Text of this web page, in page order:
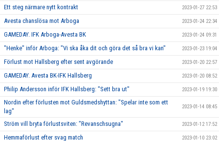
Ett steg närmare nytt kontrakt 2023-01-27 22:53
Avesta chanslösa mot Arboga 2023-01-24 22:34
GAMEDAY. IFK Arboga-Avesta BK 2023-01-24 09:31
"Henke" inför Arboga: "Vi ska åka dit och göra det så bra vi kan" 2023-01-23 19:04
Förlust mot Hallsberg efter sent avgörande 2023-01-20 22:57
GAMEDAY. Avesta BK-IFK Hallsberg 2023-01-20 08:52
Philip Andersson inför IFK Hallsberg: "Sett bra ut" 2023-01-19 19:30
Nordin efter förlusten mot Guldsmedshyttan: "Spelar inte som ett
lag"
2023-01-14 08:45
Ström vill bryta förlustsviten: "Revanschsugna" 2023-01-12 17:52
Hemmaförlust efter svag match 2023-01-10 23:02